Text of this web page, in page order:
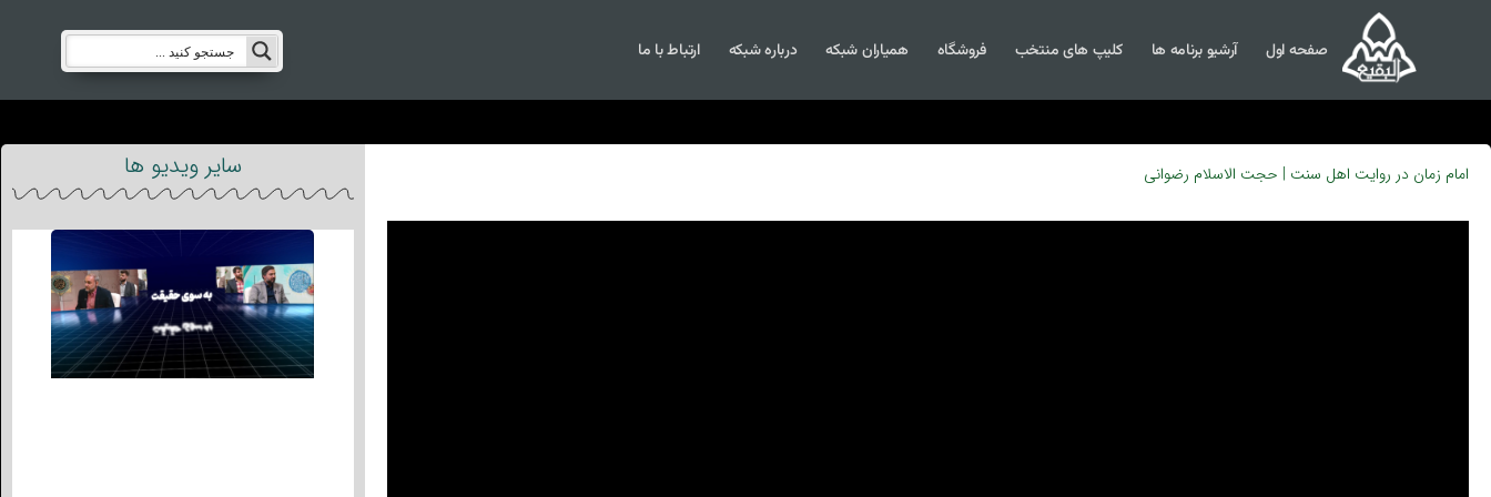
صفحه اول آرشیو برنامه ها کلیپ های منتخب فروشگاه همیاران شبکه درباره شبکه ارتباط با ما
امام زمان در روایت اهل سنت | حجت الاسلام رضوانی سایر ویدیو ها